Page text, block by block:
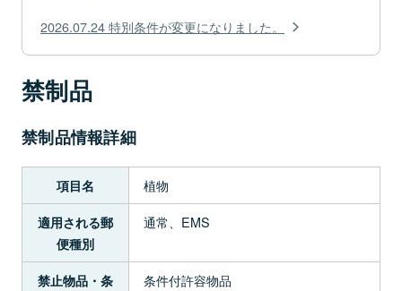
2026.07.24 特別条件が変更になりました。
禁制品
禁制品情報詳細
項目名 植物
適用される郵
便種別
通常、EMS
禁止物品・条
条件付許容物品